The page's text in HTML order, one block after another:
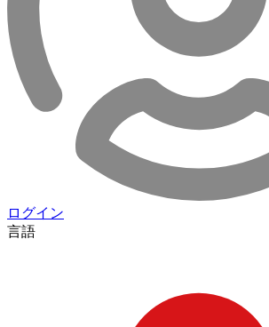
ログイン
言語